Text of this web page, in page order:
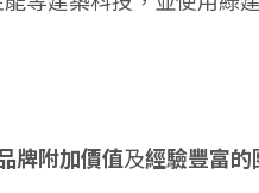
牌附加價值及經驗豐富的